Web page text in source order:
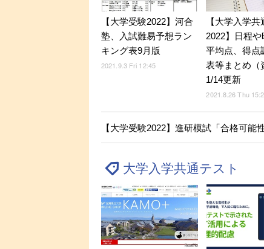
【大学受験2022】河合
塾、入試難易予想ラン
キング表9月版
2021.9.3 Fri 12:45
【大学入学共
2022】日程や
平均点、得点
表等まとめ（
1/14更新
2021.8.26 Thu
【大学受験2022】進研模試「合格可能
大学入学共通テスト